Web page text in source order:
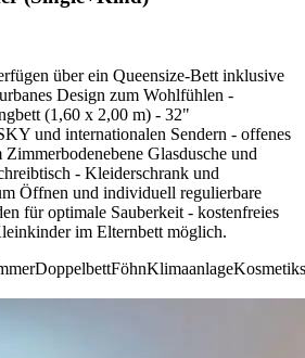
über ein Queensize-Bett inklusive
Design zum Wohlfühlen -
(1,60 x 2,00 m) - 32"
und internationalen Sendern - offenes
Glasdusche und
- Kleiderschrank und
Öffnen und individuell regulierbare
für optimale Sauberkeit - kostenfreies
im Elternbett möglich.
DoppelbettFöhnKlimaanlage